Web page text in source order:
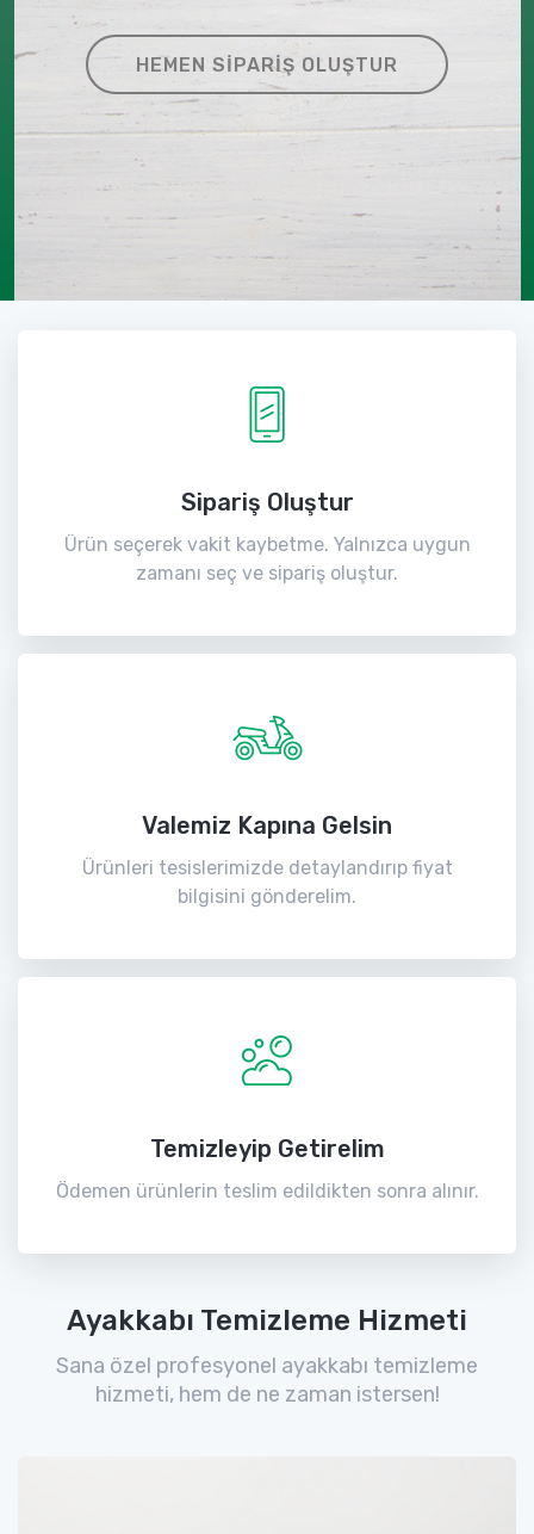
HEMEN SIPARIŞ OLUŞTUR
Sipariş Oluştur
Ürün seçerek vakit kaybetme. Yalnızca uygun
zamanı seç ve sipariş oluştur.
Valemiz Kapına Gelsin
Ürünleri tesislerimizde detaylandırıp fiyat
bilgisini gönderelim.
Temizleyip Getirelim
Ödemen ürünlerin teslim edildikten sonra alınır.
Ayakkabı Temizleme Hizmeti
Sana özel profesyonel ayakkabı temizleme
hizmeti, hem de ne zaman istersen!